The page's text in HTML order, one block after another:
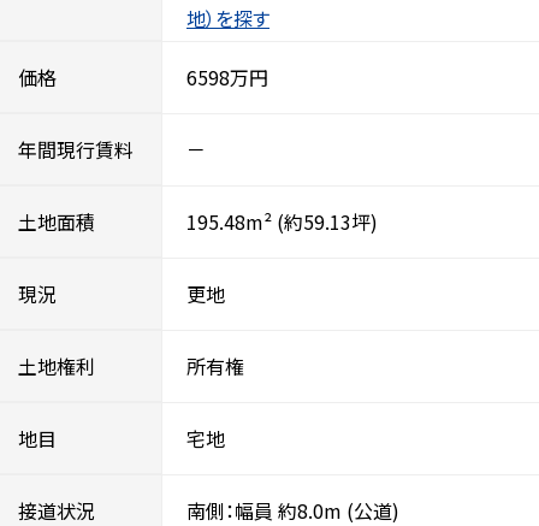
地）を探す
価格 6598万円
年間現行賃料 －
土地面積 195.48m² (約59.13坪)
現況 更地
土地権利 所有権
地目 宅地
接道状況 南側：幅員 約8.0m (公道)